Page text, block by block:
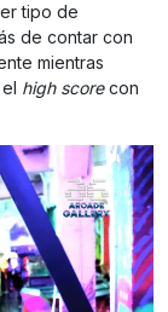
tipo de
de contar con
mientras
high scorecon